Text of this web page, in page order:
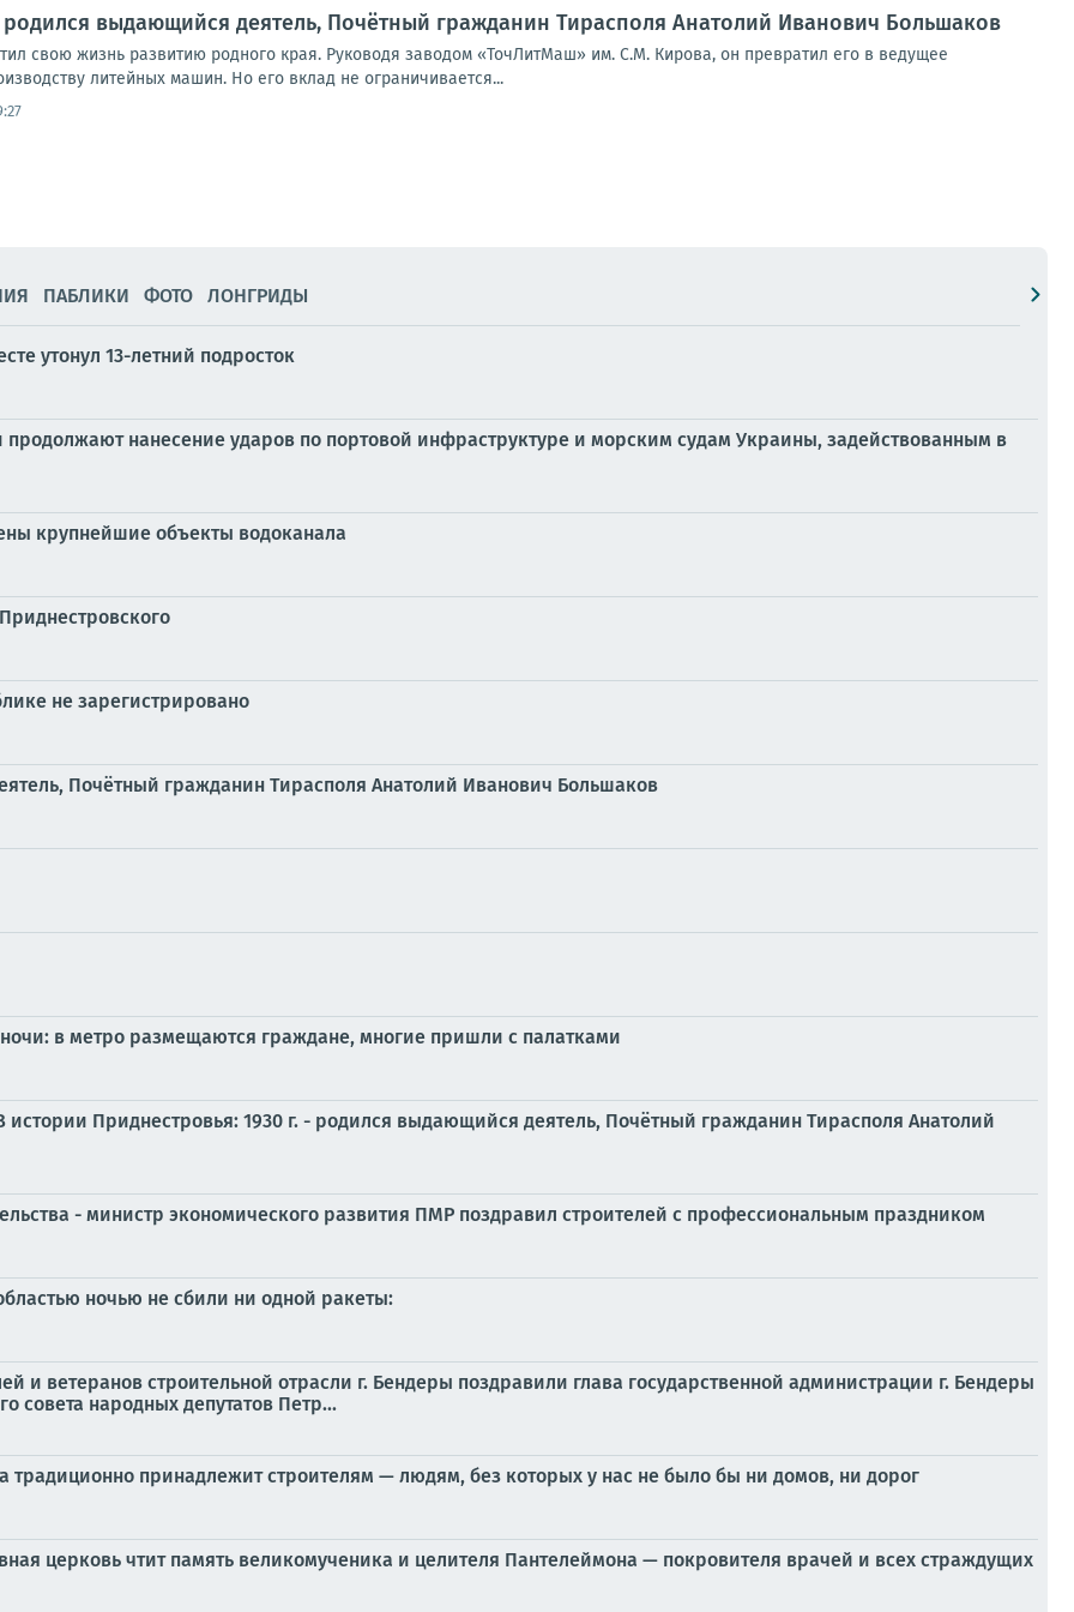
родился выдающийся деятель, Почётный гражданин Тирасполя Анатолий Иванович Большаков
свою жизнь развитию родного края. Руководя заводом «ТочЛитМаш» им. С.М. Кирова, он превратил его в ведущее
литейных машин. Но его вклад не ограничивается...
ПАБЛИКИ ФОТО ЛОНГРИДЫ
утонул 13-летний подросток
нанесение ударов по портовой инфраструктуре и морским судам Украины, задействованным в
крупнейшие объекты водоканала
не зарегистрировано
Почётный гражданин Тирасполя Анатолий Иванович Большаков
в метро размещаются граждане, многие пришли с палатками
истории Приднестровья: 1930 г. - родился выдающийся деятель, Почётный гражданин Тирасполя Анатолий
- министр экономического развития ПМР поздравил строителей с профессиональным праздником
ночью не сбили ни одной ракеты:
и ветеранов строительной отрасли г. Бендеры поздравили глава государственной администрации г. Бендеры
совета народных депутатов Петр...
традиционно принадлежит строителям — людям, без которых у нас не было бы ни домов, ни дорог
церковь чтит память великомученика и целителя Пантелеймона — покровителя врачей и всех страждущих